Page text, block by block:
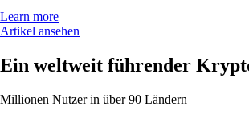
Learn more
Artikel ansehen
Ein weltweit führender
Millionen Nutzer in über 90 Ländern